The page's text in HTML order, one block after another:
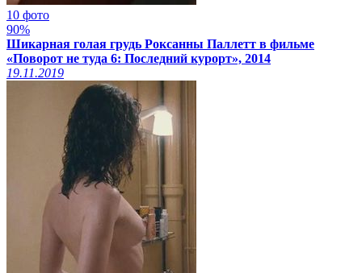
10 фото
90%
Шикарная голая грудь Роксанны Паллетт в фильме
«Поворот не туда 6: Последний курорт», 2014
19.11.2019